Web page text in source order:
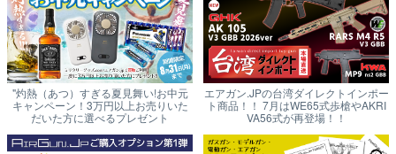
"灼熱（あつ）すぎる夏見舞い!お中元
キャンペーン！3万円以上お売りいた
だいた方に選べるプレゼント
エアガン.JPの台湾ダイレクトインポー
ト商品！！ 7月はWE65式歩槍やAKRI
VA56式が再登場！！